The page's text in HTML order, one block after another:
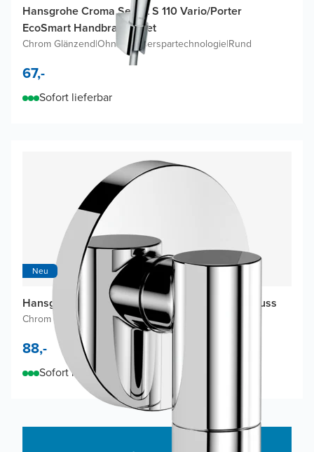
Hansgrohe Croma Select S 110 Vario/Porter
EcoSmart Handbrause-Set
Chrom Glänzend|Ohne Wasserspartechnologie|Rund
67,-
Sofort lieferbar
Neu
Hansgrohe FixFit Fine S Brauseschlauchanschluss
Chrom glänzend
88,-
Sofort lieferbar